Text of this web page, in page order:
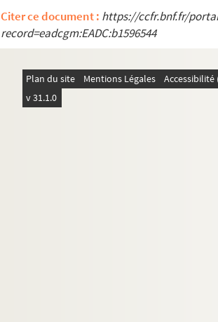
Citer ce document : https://ccfr.bnf.fr/
record=eadcgm:EADC:b1596544
Plan du site Mentions Légales
v 31.1.0